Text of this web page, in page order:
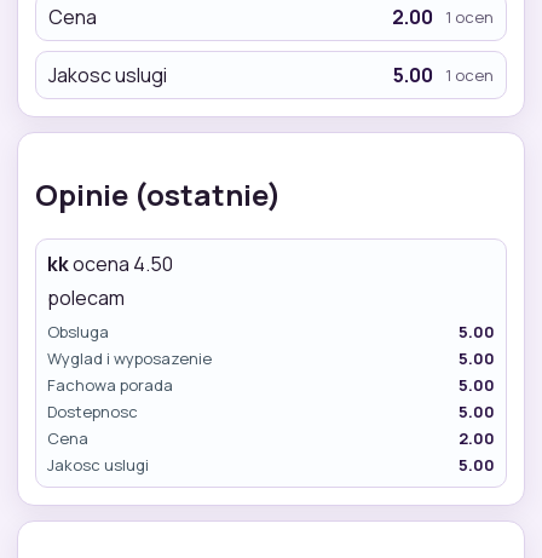
Cena 2.00 1 ocen
Jakosc uslugi 5.00 1 ocen
Opinie (ostatnie)
kkocena 4.50
polecam
Obsluga
5.00
Wyglad i wyposazenie
5.00
Fachowa porada
5.00
Dostepnosc
5.00
Cena
2.00
Jakosc uslugi
5.00